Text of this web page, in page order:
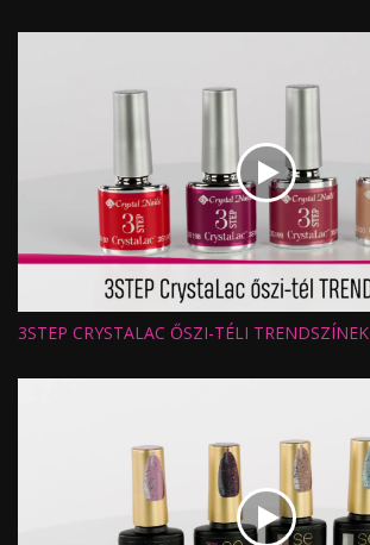
Hossz:
Feltöltve:
3STEP CRYSTALAC ŐSZI-TÉLI TRENDSZÍNEK